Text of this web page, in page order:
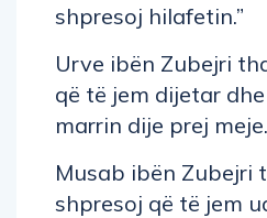
shpresoj hilafetin.”
Urve ibën Zubejri
që të jem dijetar
marrin dije prej
Musab ibën Zubejri
shpresoj që të jem